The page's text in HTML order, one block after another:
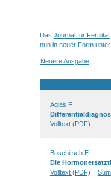
Das Journal für Fertilität
nun in neuer Form
Neuere Ausgabe
Aglas F
Volltext (PDF)
Boschitsch E
Die
Volltext (PDF)